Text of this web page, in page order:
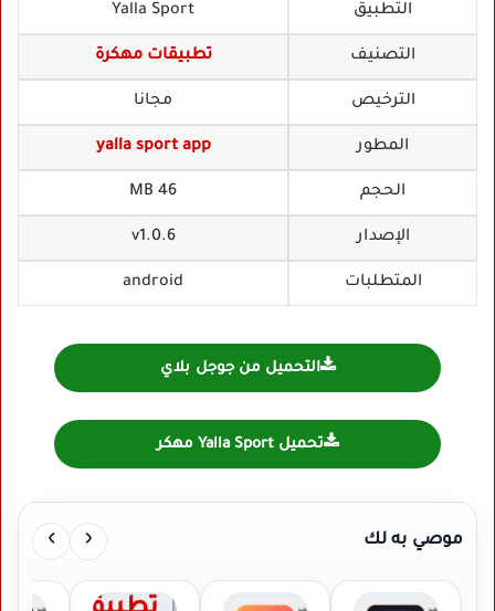
التطبيق Yalla Sport
التصنيف تطبيقات مهكرة
الترخيص مجانا
المطور yalla sport app
الحجم 46 MB
الإصدار v1.0.6
المتطلبات android
التحميل من جوجل بلاي
تحميل Yalla Sport مهكر
موصي به لك ‹
›